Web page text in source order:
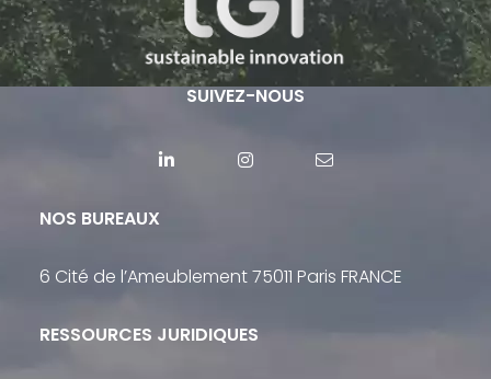
SUIVEZ-NOUS
NOS BUREAUX
6 Cité de l’Ameublement 75011 Paris FRANCE
RESSOURCES JURIDIQUES